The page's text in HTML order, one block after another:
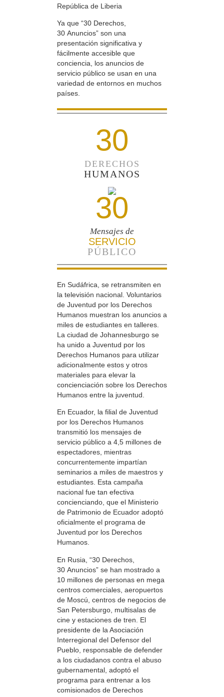
República de Liberia
Ya que “30 Derechos,
30 Anuncios” son una
presentación significativa y
fácilmente accesible que
conciencia, los anuncios de
servicio público se usan en una
variedad de entornos en muchos
países.
30
DERECHOS
HUMANOS
30
Mensajes de
SERVICIO
PÚBLICO
En Sudáfrica, se retransmiten en
la televisión nacional. Voluntarios
de Juventud por los Derechos
Humanos muestran los anuncios a
miles de estudiantes en talleres.
La ciudad de Johannesburgo se
ha unido a Juventud por los
Derechos Humanos para utilizar
adicionalmente estos y otros
materiales para elevar la
concienciación sobre los Derechos
Humanos entre la juventud.
En Ecuador, la filial de Juventud
por los Derechos Humanos
transmitió los mensajes de
servicio público a 4,5 millones de
espectadores, mientras
concurrentemente impartían
seminarios a miles de maestros y
estudiantes. Esta campaña
nacional fue tan efectiva
concienciando, que el Ministerio
de Patrimonio de Ecuador adoptó
oficialmente el programa de
Juventud por los Derechos
Humanos.
En Rusia, “30 Derechos,
30 Anuncios” se han mostrado a
10 millones de personas en mega
centros comerciales, aeropuertos
de Moscú, centros de negocios de
San Petersburgo, multisalas de
cine y estaciones de tren. El
presidente de la Asociación
Interregional del Defensor del
Pueblo, responsable de defender
a los ciudadanos contra el abuso
gubernamental, adoptó el
programa para entrenar a los
comisionados de Derechos